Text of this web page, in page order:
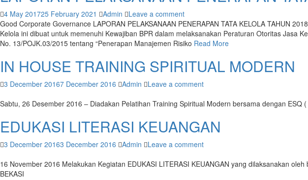
4 May 201725 February 2021 Admin
Leave a comment
Good Corporate Governance LAPORAN PELAKSANAAN PENERAPAN TATA KELOLA TAHUN
Kelola ini dibuat untuk memenuhi Kewajiban BPR dalam melaksanakan Peraturan Otoritas Jasa
No. 13/POJK.03/2015 tentang “Penerapan Manajemen Risiko Read More
IN HOUSE TRAINING SPIRITUAL MODERN
3 December 20167 December 2016 Admin
Leave a comment
Sabtu, 26 Desember 2016 – Diadakan Pelatihan Training Spiritual Modern bersama dengan
EDUKASI LITERASI KEUANGAN
3 December 20163 December 2016 Admin
Leave a comment
16 November 2016 Melakukan Kegiatan EDUKASI LITERASI KEUANGAN yang dilaksanakan
BEKASI